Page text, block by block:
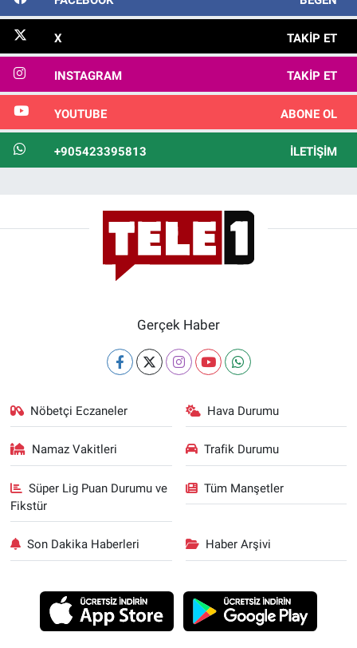
X TAKIP ET
INSTAGRAM TAKIP ET
YOUTUBE ABONE OL
+905423395813 İLETIŞIM
Gerçek Haber
Nöbetçi Eczaneler Hava Durumu
Namaz Vakitleri Trafik Durumu
Süper Lig Puan Durumu ve
Fikstür
Tüm Manşetler
Son Dakika Haberleri Haber Arşivi